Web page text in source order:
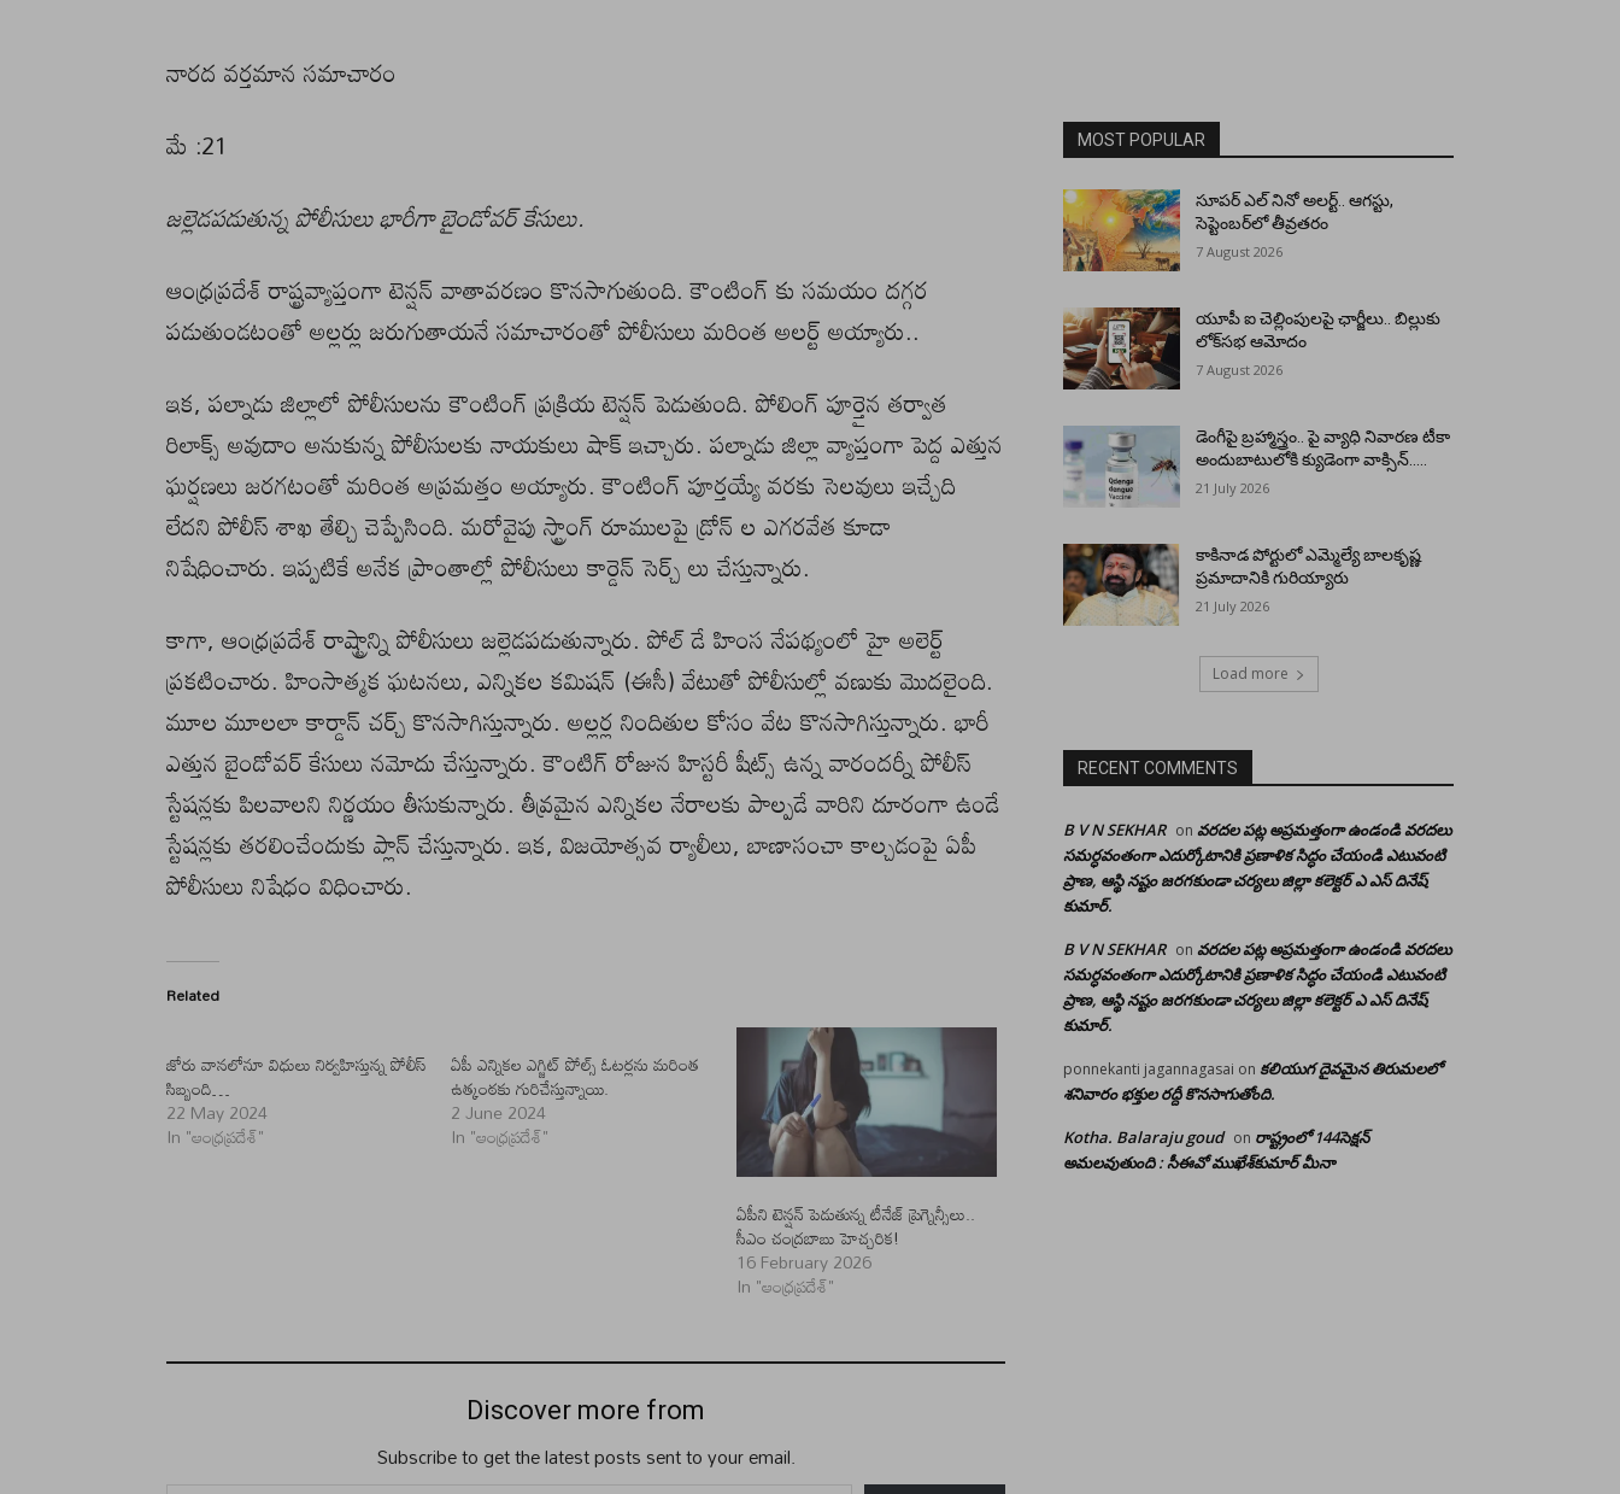
నారద వర్తమాన సమాచారం
మే :21
జల్లెడపడుతున్న పోలీసులు భారీగా బైండోవర్ కేసులు.
ఆంధ్రప్రదేశ్ రాష్ట్రవ్యాప్తంగా టెన్షన్ వాతావరణం కొనసాగుతుంది. కౌంటింగ్ కు సమయం దగ్గర
పడుతుండటంతో అల్లర్లు జరుగుతాయనే సమాచారంతో పోలీసులు మరింత అలర్ట్ అయ్యారు..
ఇక, పల్నాడు జిల్లాలో పోలీసులను కౌంటింగ్ ప్రక్రియ టెన్షన్ పెడుతుంది. పోలింగ్ పూర్తైన తర్వాత
రిలాక్స్ అవుదాం అనుకున్న పోలీసులకు నాయకులు షాక్ ఇచ్చారు. పల్నాడు జిల్లా వ్యాప్తంగా పెద్ద ఎత్తున
ఘర్షణలు జరగటంతో మరింత అప్రమత్తం అయ్యారు. కౌంటింగ్ పూర్తయ్యే వరకు సెలవులు ఇచ్చేది
లేదని పోలీస్ శాఖ తేల్చి చెప్పేసింది. మరోవైపు స్ట్రాంగ్ రూములపై డ్రోన్ ల ఎగరవేత కూడా
నిషేధించారు. ఇప్పటికే అనేక ప్రాంతాల్లో పోలీసులు కార్డెన్ సెర్చ్ లు చేస్తున్నారు.
కాగా, ఆంధ్రప్రదేశ్ రాష్ట్రాన్ని పోలీసులు జల్లెడపడుతున్నారు. పోల్ డే హింస నేపథ్యంలో హై అలెర్ట్
ప్రకటించారు. హింసాత్మక ఘటనలు, ఎన్నికల కమిషన్ (ఈసీ) వేటుతో పోలీసుల్లో వణుకు మొదలైంది.
మూల మూలలా కార్డాన్ చర్చ్ కొనసాగిస్తున్నారు. అల్లర్ల నిందితుల కోసం వేట కొనసాగిస్తున్నారు. భారీ
ఎత్తున బైండోవర్ కేసులు నమోదు చేస్తున్నారు. కౌంటిగ్ రోజున హిస్టరీ షీట్స్ ఉన్న వారందర్నీ పోలీస్
స్టేషన్లకు పిలవాలని నిర్ణయం తీసుకున్నారు. తీవ్రమైన ఎన్నికల నేరాలకు పాల్పడే వారిని దూరంగా ఉండే
స్టేషన్లకు తరలించేందుకు ప్లాన్ చేస్తున్నారు. ఇక, విజయోత్సవ ర్యాలీలు, బాణాసంచా కాల్చడంపై ఏపీ
పోలీసులు నిషేధం విధించారు.
Related
జోరు వానలోనూ విధులు నిర్వహిస్తున్న పోలీస్
సిబ్బంది…
22 May 2024
In "ఆంధ్రప్రదేశ్"
ఏపీ ఎన్నికల ఎగ్జిట్ పోల్స్ ఓటర్లను మరింత
ఉత్కంఠకు గురిచేస్తున్నాయి.
2 June 2024
In "ఆంధ్రప్రదేశ్"
ఏపీని టెన్షన్ పెడుతున్న టీనేజ్ ప్రెగ్నెన్సీలు..
సీఎం చంద్రబాబు హెచ్చరిక!
16 February 2026
In "ఆంధ్రప్రదేశ్"
Discover more from
Subscribe to get the latest posts sent to your email.
MOST POPULAR
సూపర్ ఎల్ నినో అలర్ట్.. ఆగస్టు,
సెప్టెంబర్‌లో తీవ్రతరం
7 August 2026
యూపీ ఐ చెల్లింపులపై ఛార్జీలు.. బిల్లుకు
లోక్‌సభ ఆమోదం
7 August 2026
డెంగీపై బ్రహ్మాస్త్రం.. పై వ్యాధి నివారణ టీకా
అందుబాటులోకి క్యుడెంగా వాక్సిన్…..
21 July 2026
కాకినాడ పోర్టులో ఎమ్మెల్యే బాలకృష్ణ
ప్రమాదానికి గురియ్యారు
21 July 2026
Load more
RECENT COMMENTS
B V N SEKHAR on వరదల పట్ల అప్రమత్తంగా ఉండండి వరదలు
సమర్ధవంతంగా ఎదుర్కోటానికి ప్రణాళిక సిద్ధం చేయండి ఎటువంటి
ప్రాణ, ఆస్థి నష్టం జరగకుండా చర్యలు జిల్లా కలెక్టర్ ఎ ఎస్ దినేష్
కుమార్.
B V N SEKHAR on వరదల పట్ల అప్రమత్తంగా ఉండండి వరదలు
సమర్ధవంతంగా ఎదుర్కోటానికి ప్రణాళిక సిద్ధం చేయండి ఎటువంటి
ప్రాణ, ఆస్థి నష్టం జరగకుండా చర్యలు జిల్లా కలెక్టర్ ఎ ఎస్ దినేష్
కుమార్.
ponnekanti jagannagasai on కలియుగ దైవమైన తిరుమలలో
శనివారం భక్తుల రద్దీ కొనసాగుతోంది.
Kotha. Balaraju goud on రాష్ట్రంలో 144సెక్షన్
అమలవుతుంది : సీఈవో ముఖేశ్‌కుమార్‌ మీనా